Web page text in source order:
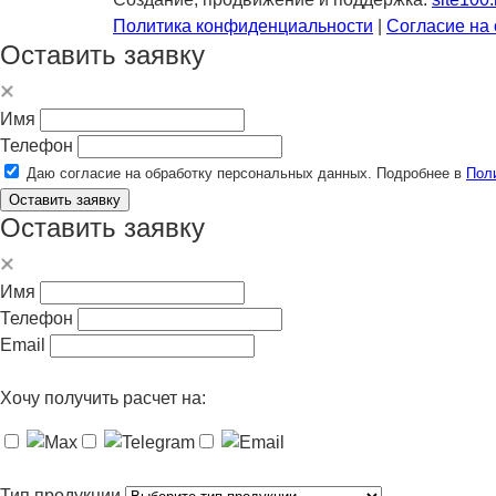
Политика конфиденциальности
Согласие на
Оставить заявку
Имя
Телефон
Даю согласие на обработку персональных данных. Подробнее в
Оставить заявку
Оставить заявку
Имя
Телефон
Email
Хочу получить расчет на: